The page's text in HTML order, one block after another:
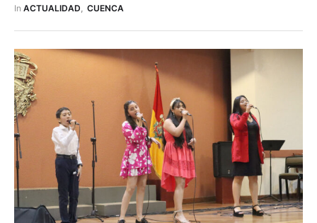
concierto se desarrolló como parte del proyecto “Orquestas
In ACTUALIDAD, CUENCA